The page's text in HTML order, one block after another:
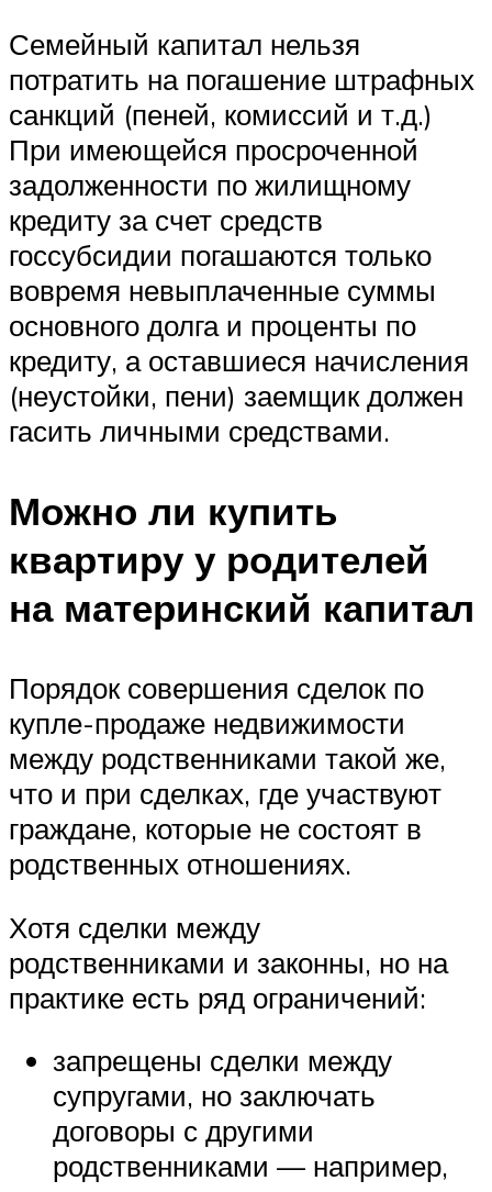
Семейный капитал нельзя
потратить на погашение штрафных
санкций (пеней, комиссий и т.д.)
При имеющейся просроченной
задолженности по жилищному
кредиту за счет средств
госсубсидии погашаются только
вовремя невыплаченные суммы
основного долга и проценты по
кредиту, а оставшиеся начисления
(неустойки, пени) заемщик должен
гасить личными средствами.
Можно ли купить
квартиру у родителей
на материнский капитал
Порядок совершения сделок по
купле-продаже недвижимости
между родственниками такой же,
что и при сделках, где участвуют
граждане, которые не состоят в
родственных отношениях.
Хотя сделки между
родственниками и законны, но на
практике есть ряд ограничений:
запрещены сделки между
супругами, но заключать
договоры с другими
родственниками — например,